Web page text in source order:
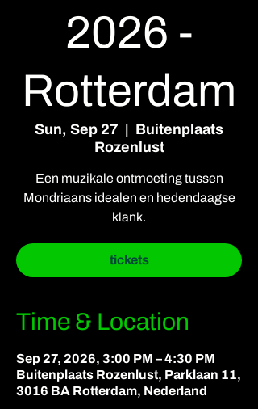
2026 -
Rotterdam
Sun, Sep 27
Buitenplaats
Rozenlust
Een muzikale ontmoeting tussen
Mondriaans idealen en hedendaagse
klank.
tickets
Time & Location
Sep 27, 2026, 3:00 PM – 4:30 PM
Buitenplaats Rozenlust, Parklaan 11,
3016 BA Rotterdam, Nederland